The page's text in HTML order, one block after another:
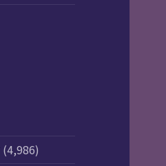
(4,986)